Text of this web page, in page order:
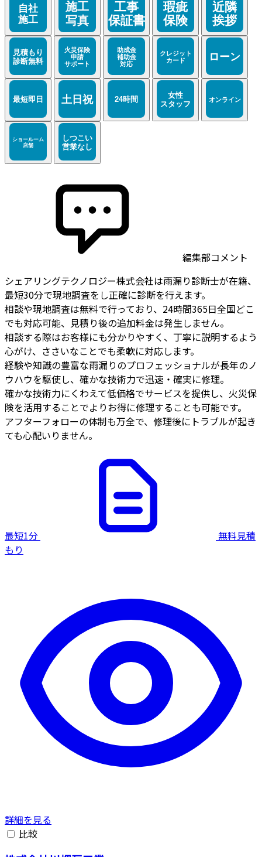
編集部コメント
シェアリングテクノロジー株式会社は雨漏り診断士が在籍、
最短30分で現地調査をし正確に診断を行えます。
相談や現地調査は無料で行っており、24時間365日全国どこ
でも対応可能、見積り後の追加料金は発生しません。
相談する際はお客様にも分かりやすく、丁寧に説明するよう
心がけ、ささいなことでも柔軟に対応します。
経験や知識の豊富な雨漏りのプロフェッショナルが長年のノ
ウハウを駆使し、確かな技術力で迅速・確実に修理。
確かな技術力にくわえて低価格でサービスを提供し、火災保
険を活用することでよりお得に修理することも可能です。
アフターフォローの体制も万全で、修理後にトラブルが起き
ても心配いりません。
最短1分
無料見積
もり
詳細を見る
比較